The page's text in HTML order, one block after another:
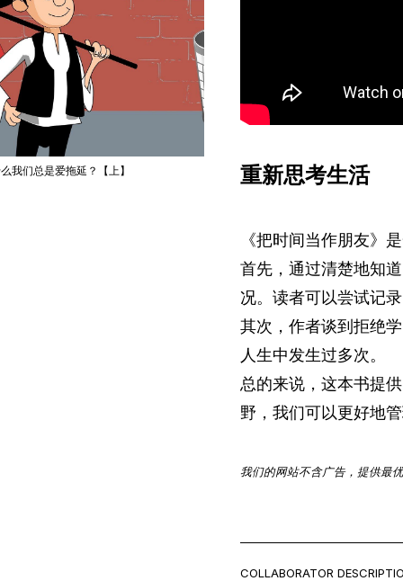
重新思考生活
《把时间当作朋友》
首先，通过清楚地知
况。读者可以尝试记
其次，作者谈到拒绝
人生中发生过多次。
总的来说，这本书提
野，我们可以更好地
我们的网站不含广告，提供最
我们总是爱拖延？【上】
COLLABORATOR